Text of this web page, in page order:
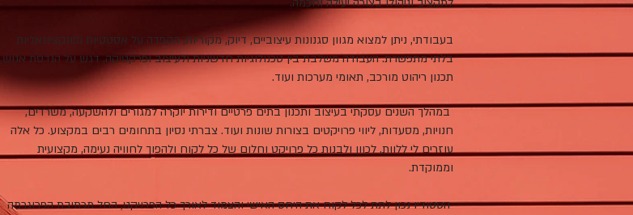
בעבודתי, ניתן למצוא מגוון סגנונות עיצוביים, דיוק, מקוריות, הקפדה על אסטטיות ופונקציונאליות
בלתי מתפשרת. העבודה משלבת בין טכנולוגיות חדשניות ולעיצוב ופרקטיקה, דגש על הנדסת אנוש,
תכנון ריהוט מורכב, תאומי מערכות ועוד.
במהלך השנים עסקתי בעיצוב ותכנון בתים פרטיים ודירות יוקרה למגורים ולהשקעה, משרדים,
חנויות, מסעדות, ליווי פרויקטים בצורות שונות ועוד. צברתי נסיון בתחומים רבים במקצוע. כל אלה
עוזרים לי ללוות, לכוון ולבנות כל פרויקט וחלום של כל לקוח ולהפוך לחוויה נעימה, מקצועית
וממוקדת.
הסטודיו נכון לתת לכל לקוח את היחס האישי והצמוד לאורך כל הפרויקט, החל מכתיבת הפרוגרמה